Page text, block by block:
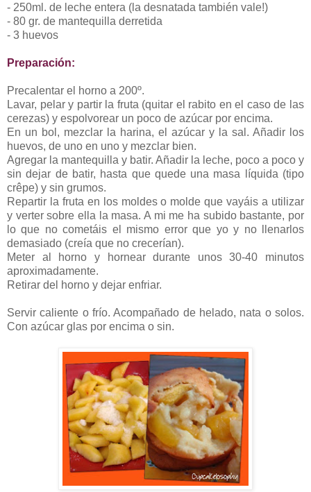
- 250ml. de leche entera (la desnatada también vale!)
- 80 gr. de mantequilla derretida
- 3 huevos
Preparación:
Precalentar el horno a 200º.
Lavar, pelar y partir la fruta (quitar el rabito en el caso de las
cerezas) y espolvorear un poco de azúcar por encima.
En un bol, mezclar la harina, el azúcar y la sal. Añadir los
huevos, de uno en uno y mezclar bien.
Agregar la mantequilla y batir. Añadir la leche, poco a poco y
sin dejar de batir, hasta que quede una masa líquida (tipo
crêpe) y sin grumos.
Repartir la fruta en los moldes o molde que vayáis a utilizar
y verter sobre ella la masa. A mi me ha subido bastante, por
lo que no cometáis el mismo error que yo y no llenarlos
demasiado (creía que no crecerían).
Meter al horno y hornear durante unos 30-40 minutos
aproximadamente.
Retirar del horno y dejar enfriar.
Servir caliente o frío. Acompañado de helado, nata o solos.
Con azúcar glas por encima o sin.